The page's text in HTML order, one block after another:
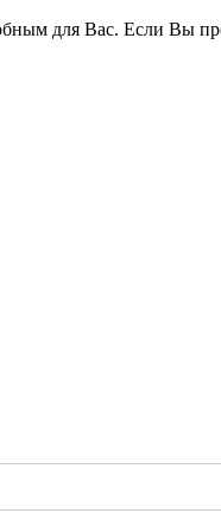
для Вас. Если Вы